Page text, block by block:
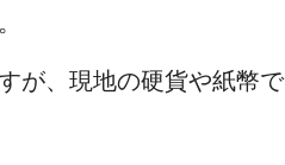
が、現地の硬貨や紙幣で